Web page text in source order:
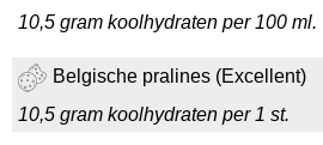
10,5 gram koolhydraten per 100 ml.
Belgische pralines (Excellent)
10,5 gram koolhydraten per 1 st.